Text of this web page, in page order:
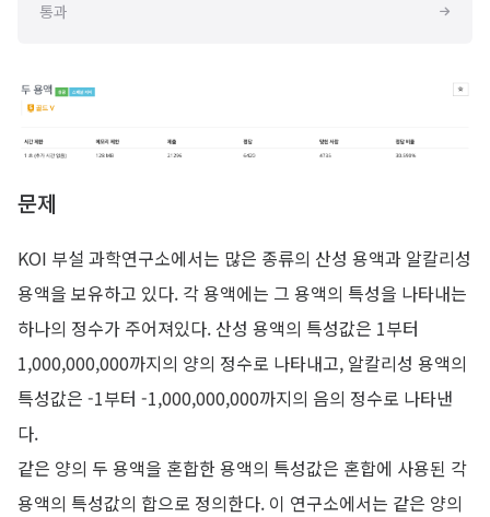
통과
문제
KOI 부설 과학연구소에서는 많은 종류의 산성 용액과 알칼리성
용액을 보유하고 있다. 각 용액에는 그 용액의 특성을 나타내는
하나의 정수가 주어져있다. 산성 용액의 특성값은 1부터
1,000,000,000까지의 양의 정수로 나타내고, 알칼리성 용액의
특성값은 -1부터 -1,000,000,000까지의 음의 정수로 나타낸
다.
같은 양의 두 용액을 혼합한 용액의 특성값은 혼합에 사용된 각
용액의 특성값의 합으로 정의한다. 이 연구소에서는 같은 양의